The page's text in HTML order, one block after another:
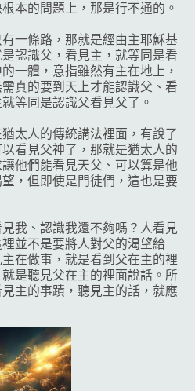
本的問題上，那是行不通的。
一條路，那就是經由主耶穌基
認識父，看見主，就等同是看
一體，意指雖然有主在地上，
真的要到天上才能認識父、看
等同是認識父看見父了。
太人的傳統講法裡面，有說了
看見父神了，那就是猶太人的
他們能看見天父、可以算是他
，但即使是門徒們，這也是要
我、認識我還不夠嗎？人看見
並不是要將人對父的渴望給
主在做事，就是看到父在主的裡
是聽見父在主的裡面說話。所
主的事蹟，聽見主的話，就應